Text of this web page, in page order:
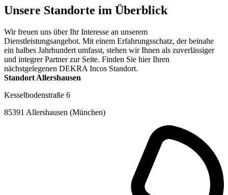
Unsere Standorte im Überblick
Wir freuen uns über Ihr Interesse an unserem
Dienstleistungsangebot. Mit einem Erfahrungsschatz, der beinahe
ein halbes Jahrhundert umfasst, stehen wir Ihnen als zuverlässiger
und integrer Partner zur Seite. Finden Sie hier Ihren
nächstgelegenen DEKRA Incos Standort.
Standort Allershausen
Kesselbodenstraße 6
85391 Allershausen (München)